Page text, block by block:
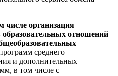
числе организация
образовательных отношений
среднего
и дополнительных
в том числе с